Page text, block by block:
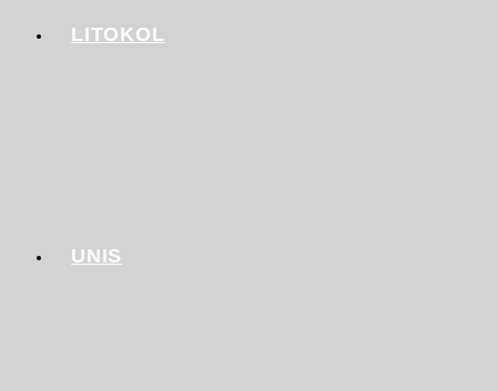
LITOKOL
UNIS